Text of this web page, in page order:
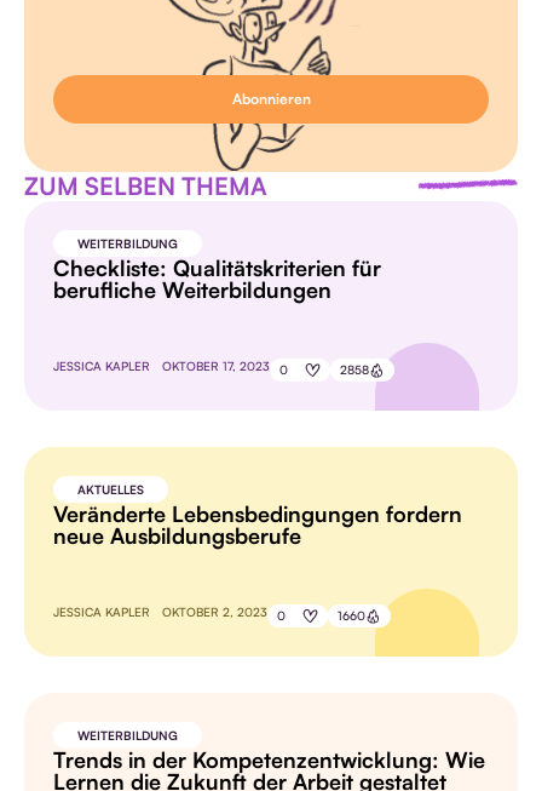
ZUM SELBEN THEMA
WEITERBILDUNG
Checkliste: Qualitätskriterien für
berufliche Weiterbildungen
JESSICA KAPLER OKTOBER 17, 2023 0 2858
AKTUELLES
Veränderte Lebensbedingungen fordern
neue Ausbildungsberufe
JESSICA KAPLER OKTOBER 2, 2023 0 1660
WEITERBILDUNG
Trends in der Kompetenzentwicklung: Wie
Lernen die Zukunft der Arbeit gestaltet